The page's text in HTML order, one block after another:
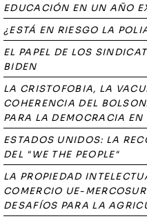
EDUCACIÓN EN UN AÑO
¿ESTÁ EN RIESGO LA
EL PAPEL DE LOS
BIDEN
LA CRISTOFOBIA, LA
COHERENCIA DEL
PARA LA DEMOCRACIA EN
ESTADOS UNIDOS: LA
DEL "WE THE PEOPLE"
LA PROPIEDAD
COMERCIO UE-
DESAFÍOS PARA LA